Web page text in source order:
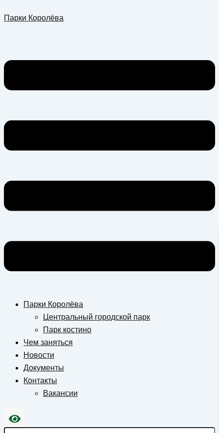
к
Парки Королёва
Парки Королёва
Центральный городской парк
Парк костино
Чем заняться
Новости
Документы
Контакты
Вакансии